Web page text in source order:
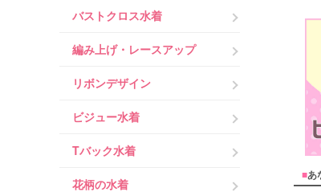
バストクロス水着
編み上げ・レースアップ
リボンデザイン
ビジュー水着
Tバック水着
花柄の水着
■あ